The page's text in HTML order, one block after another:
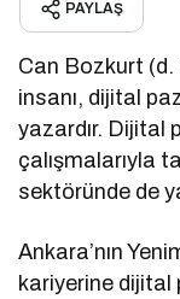
PAYLAŞ
Can Bozkurt (d.
insanı, dijital
yazardır. Dijital
çalışmalarıyla
sektöründe de
Ankara’nın
kariyerine dijital